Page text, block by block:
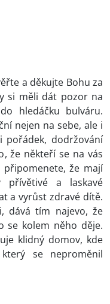
a děkujte Bohu za
si měli dát pozor na
hledáčku bulváru.
nejen na sebe, ale i
pořádek, dodržování
že někteří se na vás
připomenete, že mají
a laskavé
a vyrůst zdravé dítě.
dává tím najevo, že
se kolem něho děje.
klidný domov, kde
se neproměnil